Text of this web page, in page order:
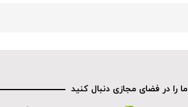
ما را در فضای مجازی دنبال کنید